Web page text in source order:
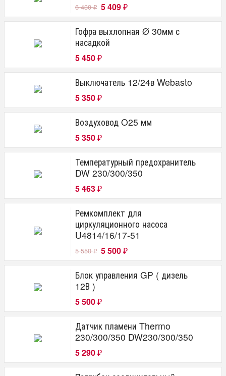
6 430₽ 5 409 ₽
Гофра выхлопная Ø 30мм с
насадкой
5 450 ₽
Выключатель 12/24в Webasto
5 350 ₽
Воздуховод O25 мм
5 350 ₽
Температурный предохранитель
DW 230/300/350
5 463 ₽
Ремкомплект для
циркуляционного насоса
U4814/16/17-51
5 550₽ 5 500 ₽
Блок управления GP ( дизель
12В )
5 500 ₽
Датчик пламени Thermo
230/300/350 DW230/300/350
5 290 ₽